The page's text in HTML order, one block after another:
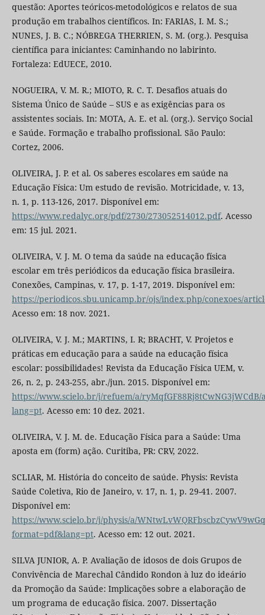
questão: Aportes teóricos-metodológicos e relatos de sua
produção em trabalhos científicos. In: FARIAS, I. M. S.;
NUNES, J. B. C.; NÓBREGA THERRIEN, S. M. (org.). Pesquisa
científica para iniciantes: Caminhando no labirinto.
Fortaleza: EdUECE, 2010.
NOGUEIRA, V. M. R.; MIOTO, R. C. T. Desafios atuais do
Sistema Único de Saúde – SUS e as exigências para os
assistentes sociais. In: MOTA, A. E. et al. (org.). Serviço Social
e Saúde. Formação e trabalho profissional. São Paulo:
Cortez, 2006.
OLIVEIRA, J. P. et al. Os saberes escolares em saúde na
Educação Física: Um estudo de revisão. Motricidade, v. 13,
n. 1, p. 113-126, 2017. Disponível em:
https://www.redalyc.org/pdf/2730/273052514012.pdf. Acesso
em: 15 jul. 2021.
OLIVEIRA, V. J. M. O tema da saúde na educação física
escolar em três periódicos da educação física brasileira.
Conexões, Campinas, v. 17, p. 1-17, 2019. Disponível em:
https://periodicos.sbu.unicamp.br/ojs/index.php/conexoes/
Acesso em: 18 nov. 2021.
OLIVEIRA, V. J. M.; MARTINS, I. R; BRACHT, V. Projetos e
práticas em educação para a saúde na educação física
escolar: possibilidades! Revista da Educação Física UEM, v.
26, n. 2, p. 243-255, abr./jun. 2015. Disponível em:
https://www.scielo.br/j/refuem/a/ryMqfGF88Rj8tCwNG3jWCdB/
lang=pt. Acesso em: 10 dez. 2021.
OLIVEIRA, V. J. M. de. Educação Física para a Saúde: Uma
aposta em (form) ação. Curitiba, PR: CRV, 2022.
SCLIAR, M. História do conceito de saúde. Physis: Revista
Saúde Coletiva, Rio de Janeiro, v. 17, n. 1, p. 29-41. 2007.
Disponível em:
https://www.scielo.br/j/physis/a/
format=pdf&lang=pt. Acesso em: 12 out. 2021.
SILVA JUNIOR, A. P. Avaliação de idosos de dois Grupos de
Convivência de Marechal Cândido Rondon à luz do ideário
da Promoção da Saúde: Implicações sobre a elaboração de
um programa de educação física. 2007. Dissertação